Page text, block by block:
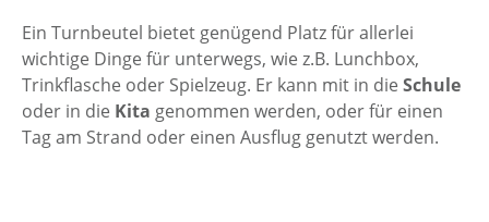
Ein Turnbeutel bietet genügend Platz für allerlei
wichtige Dinge für unterwegs, wie z.B. Lunchbox,
Trinkflasche oder Spielzeug. Er kann mit in die Schule
oder in die Kita genommen werden, oder für einen
Tag am Strand oder einen Ausflug genutzt werden.